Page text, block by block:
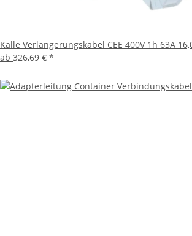
Kalle Verlängerungskabel CEE 400V 1h 63A
ab 326,69 € *